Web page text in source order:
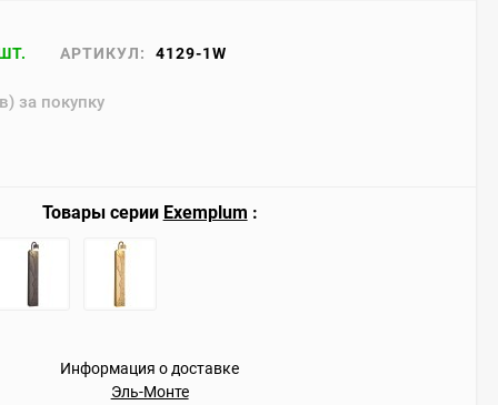
АРТИКУЛ: 4129-1W
за покупку
Товары серии Exemplum :
Информация о доставке
Эль-Монте